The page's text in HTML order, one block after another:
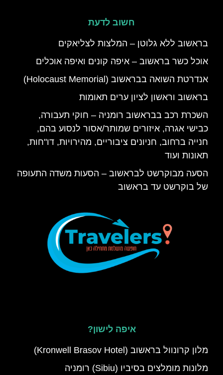
חשוב לדעת
בראשוב ללא גלוטן – המלצות לצליאקים
אוכל כשר בראשוב – איפה קונים ואיפה אוכלים
אנדרטת השואה בבראשוב (Holocaust Memorial)
בראשוב וראשון לציון ערים תאומות
השכרת רכב בבראשוב רומניה – חוקי תעבורה,
כבישי אגרה, איזורים שמותר/אסור לנסוע בהם,
חנייה ברחוב, חניונים ציבוריים, מהירויות, דו"חות,
תאונות ועוד
הסעה מבוקרשט לבראשוב – הסעות משדה התעופה
של בוקרשט עד בראשוב
איפה לישון?
מלון קרונוול בראשוב (Kronwell Brasov Hotel)
מלונות מומלצים בסיביו (Sibiu) רומניה